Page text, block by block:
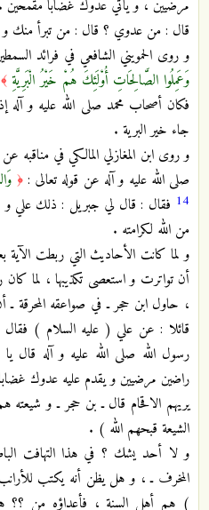
مرضيين ، و يأتي عدوك غضابا مقمحين .
قال : من عدوي ؟ قال : من تبرأ منك
و روى الحمويني الشافعي في فرائد
وَعَمِلُوا الصَّالِحَاتِ أُوْلَئِكَ هُمْ خَيْرُ الْبَرِيَّةِ ﴾
فكان أصحاب محمد صلى الله عليه و آله
جاء خير البرية .
و روى ابن المغازلي المالكي في
صلى الله عليه و آله عن قوله تعالى :﴿
14 فقال : قال لي جبريل : ذلك علي و
من الله لكرامته .
و لما كانت الأحاديث التي ربطت
أن تواترت و استعصى تكذيبها ، لما كان
، حاول ابن حجر ـ في صواعقه المحرقة ـ
قائلا : عن علي ( عليه السلام )
رسول الله صلى الله عليه و آله قال
راضين مرضيين و يقدم عليه عدوك
يريهم الاقحام قال ـ بن حجر ـ و
الشيعة قبحهم الله ) .
و لا أحد يشك ؟ في هذا التهافت
المخرف ـ ، و هل يظن أنه يكتب
) هم أهل السنة ، فأعداؤه من ؟؟